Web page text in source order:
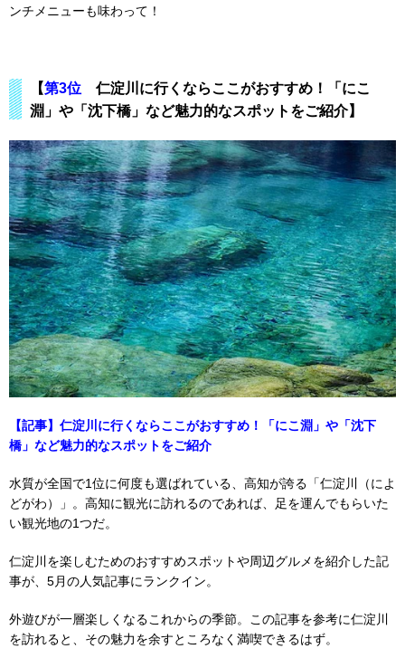
ンチメニューも味わって！
【第3位
仁淀川に行くならここがおすすめ！「にこ
淵」や「沈下橋」など魅力的なスポットをご紹介】
【記事】仁淀川に行くならここがおすすめ！「にこ淵」や「沈下
橋」など魅力的なスポットをご紹介
水質が全国で1位に何度も選ばれている、高知が誇る「仁淀川（によ
どがわ）」。高知に観光に訪れるのであれば、足を運んでもらいた
い観光地の1つだ。
仁淀川を楽しむためのおすすめスポットや周辺グルメを紹介した記
事が、5月の人気記事にランクイン。
外遊びが一層楽しくなるこれからの季節。この記事を参考に仁淀川
を訪れると、その魅力を余すところなく満喫できるはず。